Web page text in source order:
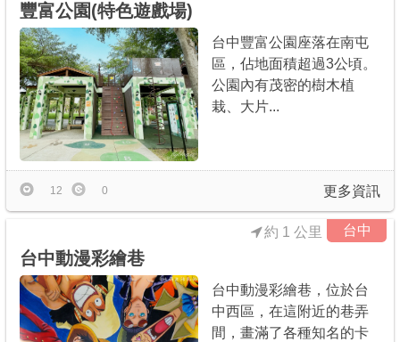
豐富公園(特色遊戲場)
台中豐富公園座落在南屯
區，佔地面積超過3公頃。
公園內有茂密的樹木植
栽、大片...
更多資訊
12 0
台中
約 1 公里
台中動漫彩繪巷
台中動漫彩繪巷，位於台
中西區，在這附近的巷弄
間，畫滿了各種知名的卡